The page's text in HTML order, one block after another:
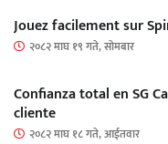
Jouez facilement sur
२०८२ माघ १९ गते, सोमबार
Confianza total en SG
cliente
२०८२ माघ १८ गते, आईतवार